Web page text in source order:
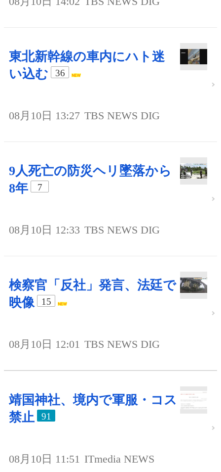
東北新幹線の車内にハト迷
い込む
36
08月10日 13:27 TBS NEWS DIG
9人死亡の防災ヘリ墜落から
8年
7
08月10日 12:33 TBS NEWS DIG
検察官「反社」発言、法廷で
映像
15
08月10日 12:01 TBS NEWS DIG
靖国神社、境内で軍服・コス
禁止
91
08月10日 11:51 ITmedia NEWS